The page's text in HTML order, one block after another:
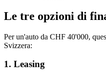
Le tre opzioni di
Per un'auto da CHF 40'000,
Svizzera:
1. Leasing